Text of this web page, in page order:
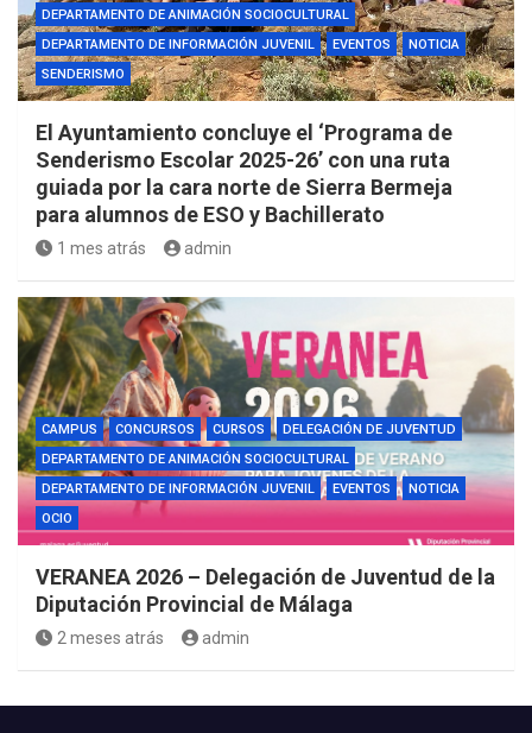
DEPARTAMENTO DE ANIMACIÓN SOCIOCULTURAL
DEPARTAMENTO DE INFORMACIÓN JUVENIL
EVENTOS
NOTICIA
SENDERISMO
El Ayuntamiento concluye el ‘Programa de
Senderismo Escolar 2025-26’ con una ruta
guiada por la cara norte de Sierra Bermeja
para alumnos de ESO y Bachillerato
1 mes atrás admin
CAMPUS CONCURSOS CURSOS
DELEGACIÓN DE JUVENTUD
DEPARTAMENTO DE ANIMACIÓN SOCIOCULTURAL
DEPARTAMENTO DE INFORMACIÓN JUVENIL
EVENTOS
NOTICIA
OCIO
VERANEA 2026 – Delegación de Juventud de la
Diputación Provincial de Málaga
2 meses atrás admin